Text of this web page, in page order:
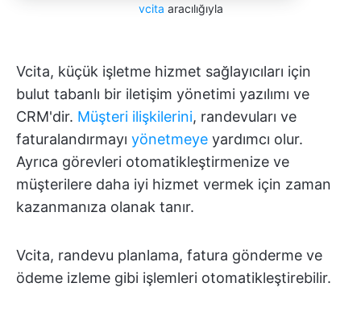
vcita aracılığıyla
Vcita, küçük işletme hizmet sağlayıcıları için
bulut tabanlı bir iletişim yönetimi yazılımı ve
CRM'dir. Müşteri ilişkilerini, randevuları ve
faturalandırmayı yönetmeye yardımcı olur.
Ayrıca görevleri otomatikleştirmenize ve
müşterilere daha iyi hizmet vermek için zaman
kazanmanıza olanak tanır.
Vcita, randevu planlama, fatura gönderme ve
ödeme izleme gibi işlemleri otomatikleştirebilir.